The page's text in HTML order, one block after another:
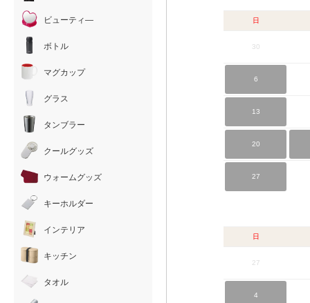
日
30
6
13
20
27
日
27
4
ビューティ―
ボトル
マグカップ
グラス
タンブラー
クールグッズ
ウォームグッズ
キーホルダー
インテリア
キッチン
タオル